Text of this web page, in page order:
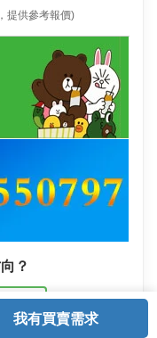
與我聯繫 會員中心
提供參考報價)
？
我有買賣需求